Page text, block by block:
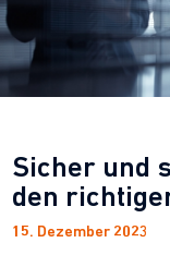
Sicher und
den
15. Dezember 2023